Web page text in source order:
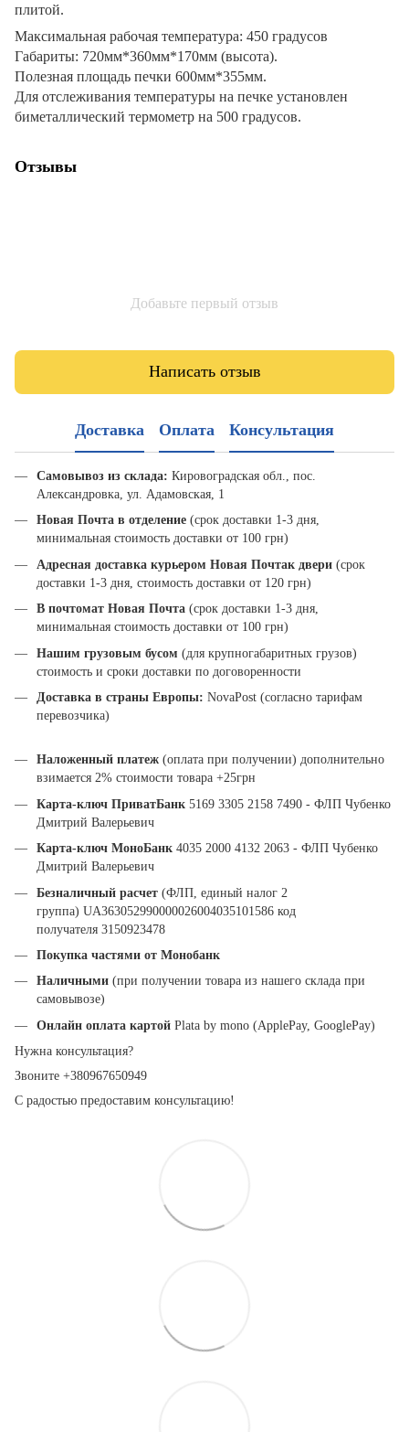
плитой.
Максимальная рабочая температура: 450 градусов
Габариты: 720мм*360мм*170мм (высота).
Полезная площадь печки 600мм*355мм.
Для отслеживания температуры на печке установлен
биметаллический термометр на 500 градусов.
Отзывы
Добавьте первый отзыв
Написать отзыв
Доставка Оплата Консультация
Самовывоз из склада: Кировоградская обл., пос.
Александровка, ул. Адамовская, 1
Новая Почта в отделение (срок доставки 1-3 дня,
минимальная стоимость доставки от 100 грн)
Адресная доставка курьером Новая Почтак двери (срок
доставки 1-3 дня, стоимость доставки от 120 грн)
В почтомат Новая Почта (срок доставки 1-3 дня,
минимальная стоимость доставки от 100 грн)
Нашим грузовым бусом (для крупногабаритных грузов)
стоимость и сроки доставки по договоренности
Доставка в страны Европы: NovaPost (согласно тарифам
перевозчика)
Наложенный платеж (оплата при получении) дополнительно
взимается 2% стоимости товара +25грн
Карта-ключ ПриватБанк 5169 3305 2158 7490 - ФЛП Чубенко
Дмитрий Валерьевич
Карта-ключ МоноБанк 4035 2000 4132 2063 - ФЛП Чубенко
Дмитрий Валерьевич
Безналичный расчет (ФЛП, единый налог 2
группа) UA363052990000026004035101586 код
получателя 3150923478
Покупка частями от Монобанк
Наличными (при получении товара из нашего склада при
самовывозе)
Онлайн оплата картой Plata by mono (ApplePay, GooglePay)
Нужна консультация?
Звоните +380967650949
С радостью предоставим консультацию!